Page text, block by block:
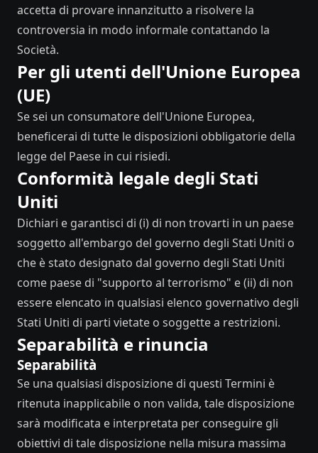
accetta di provare innanzitutto a risolvere la
controversia in modo informale contattando la
Società.
Per gli utenti dell'Unione Europea
(UE)
Se sei un consumatore dell'Unione Europea,
beneficerai di tutte le disposizioni obbligatorie della
legge del Paese in cui risiedi.
Conformità legale degli Stati
Uniti
Dichiari e garantisci di (i) di non trovarti in un paese
soggetto all'embargo del governo degli Stati Uniti o
che è stato designato dal governo degli Stati Uniti
come paese di "supporto al terrorismo" e (ii) di non
essere elencato in qualsiasi elenco governativo degli
Stati Uniti di parti vietate o soggette a restrizioni.
Separabilità e rinuncia
Separabilità
Se una qualsiasi disposizione di questi Termini è
ritenuta inapplicabile o non valida, tale disposizione
sarà modificata e interpretata per conseguire gli
obiettivi di tale disposizione nella misura massima